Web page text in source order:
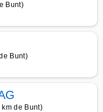
Bunt)
Bunt)
de Bunt)